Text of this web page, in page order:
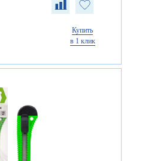
Купить
в 1 клик